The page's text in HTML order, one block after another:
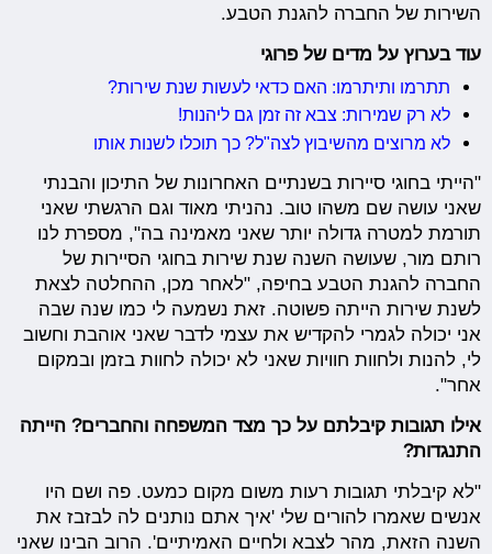
השירות של החברה להגנת הטבע.
עוד בערוץ על מדים של פרוגי
תתרמו ותיתרמו: האם כדאי לעשות שנת שירות?
לא רק שמירות: צבא זה זמן גם ליהנות!
לא מרוצים מהשיבוץ לצה"ל? כך תוכלו לשנות אותו
"הייתי בחוגי סיירות בשנתיים האחרונות של התיכון והבנתי
שאני עושה שם משהו טוב. נהניתי מאוד וגם הרגשתי שאני
תורמת למטרה גדולה יותר שאני מאמינה בה", מספרת לנו
רותם מור, שעושה השנה שנת שירות בחוגי הסיירות של
החברה להגנת הטבע בחיפה, "לאחר מכן, ההחלטה לצאת
לשנת שירות הייתה פשוטה. זאת נשמעה לי כמו שנה שבה
אני יכולה לגמרי להקדיש את עצמי לדבר שאני אוהבת וחשוב
לי, להנות ולחוות חוויות שאני לא יכולה לחוות בזמן ובמקום
אחר".
אילו תגובות קיבלתם על כך מצד המשפחה והחברים? הייתה
התנגדות?
"לא קיבלתי תגובות רעות משום מקום כמעט. פה ושם היו
אנשים שאמרו להורים שלי 'איך אתם נותנים לה לבזבז את
השנה הזאת, מהר לצבא ולחיים האמיתיים'. הרוב הבינו שאני